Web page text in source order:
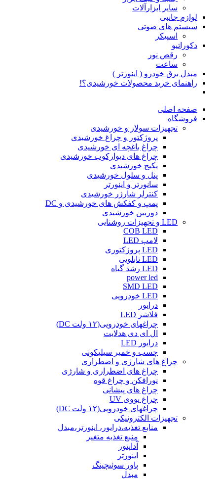
سایر ابزارآلات
لوازم جانبی
سیستم های صوتی
اسپیکر
دکوراتیو
رقص نور
ساعت
مبدل برق خودرو ( اینورتر )
راهنمای خرید محصولات خورشیدی؟!
صفحه اصلی
فروشگاه
تجهیزات سولار و خورشیدی
پروژکتور و چراغ خورشیدی
چراغ باغچه ای خورشیدی
چراغ های دیوارکوب خورشیدی
پکیج خورشیدی
پنل و سلول خورشیدی
سانورتر و اینورتر
کنترلر شارژر خورشیدی
پمپ و کفکش های خورشیدی و DC
دوربین خورشیدی
LED و تجهیزات روشنایی
COB LED
لامپ LED
LED پروژکتوری
LED تابلویی
LED رشد گیاه
power led
SMD LED
LED خودرویی
درایور
فلاشر LED
چراغهای خودرویی(۱۲ ولت DC)
ال ای دی هدلایت
درایور LED
چسب و خمیر سیلیکونی
چراغ های شارژی و اضطراری
چراغ های اضطراری و شارژی
نورافکن و چراغ قوه
چراغ های پیشانی
چراغ یووی UV
چراغهای خودرویی(۱۲ ولت DC)
تجهیزات الکترونیکی
منابع تغذیه،درایور، اینورتر،مبدل
منبع تغذیه متغیر
آداپتور
اینورتر
پاور سوئیچینگ
مبدل